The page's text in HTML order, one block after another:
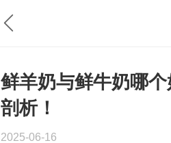
鲜羊奶与鲜牛奶哪
剖析！
2025-06-16